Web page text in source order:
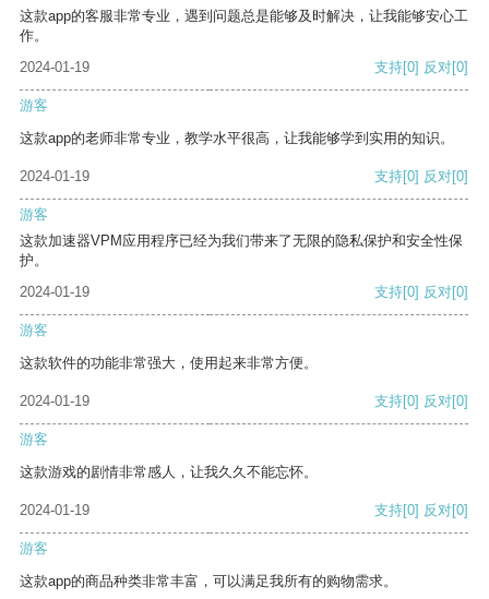
这款app的客服非常专业，遇到问题总是能够及时解决，让我能够安心工
作。
2024-01-19
支持[0] 反对[0]
游客
这款app的老师非常专业，教学水平很高，让我能够学到实用的知识。
2024-01-19 支持[0] 反对[0]
游客
这款加速器VPM应用程序已经为我们带来了无限的隐私保护和安全性保
护。
2024-01-19
支持[0] 反对[0]
游客
这款软件的功能非常强大，使用起来非常方便。
2024-01-19 支持[0] 反对[0]
游客
这款游戏的剧情非常感人，让我久久不能忘怀。
2024-01-19 支持[0] 反对[0]
游客
这款app的商品种类非常丰富，可以满足我所有的购物需求。